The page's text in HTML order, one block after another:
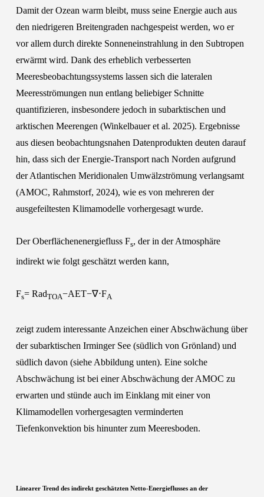
Komponenten des arktischen
Energiekreislaufs ist entscheidend für ein
umfassendes Verständnis des Klimawandels
in der Arktis.“
Damit der Ozean warm bleibt, muss seine Energie auch aus
den niedrigeren Breitengraden nachgespeist werden, wo er
vor allem durch direkte Sonneneinstrahlung in den Subtropen
erwärmt wird. Dank des erheblich verbesserten
Meeresbeobachtungssystems lassen sich die lateralen
Meeresströmungen nun entlang beliebiger Schnitte
quantifizieren, insbesondere jedoch in subarktischen und
arktischen Meerengen (Winkelbauer et al. 2025). Ergebnisse
aus diesen beobachtungsnahen Datenprodukten deuten darauf
hin, dass sich der Energie-Transport nach Norden aufgrund
der Atlantischen Meridionalen Umwälzströmung verlangsamt
(AMOC, Rahmstorf, 2024), wie es von mehreren der
ausgefeiltesten Klimamodelle vorhergesagt wurde.
Der Oberflächenenergiefluss Fs, der in der Atmosphäre
indirekt wie folgt geschätzt werden kann,
Fs= RadTOA−AET−∇⋅FA
zeigt zudem interessante Anzeichen einer Abschwächung über
der subarktischen Irminger See (südlich von Grönland) und
südlich davon (siehe Abbildung unten). Eine solche
Abschwächung ist bei einer Abschwächung der AMOC zu
erwarten und stünde auch im Einklang mit einer von
Klimamodellen vorhergesagten verminderten
Tiefenkonvektion bis hinunter zum Meeresboden.
Linearer Trend des indirekt geschätzten Netto-Energieflusses an der